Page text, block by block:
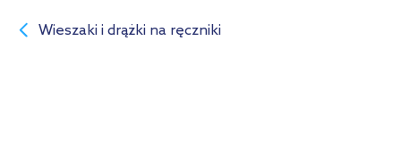
Wieszaki i drążki na ręczniki